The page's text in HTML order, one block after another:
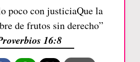
poco con justiciaQue la
de frutos sin derecho”
16:8